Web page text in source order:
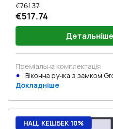
€761.37
€517.74
Преміальна комплектація
Віконна ручка з замком
Докладніше
НАЦ. КЕШБЕК 10%